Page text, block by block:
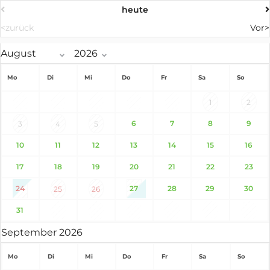
<zurück
heute
Vor>
Mo Di Mi Do Fr Sa So
1 2
3 4 5 6 7 8 9
10 11 12 13 14 15 16
17 18 19 20 21 22 23
24 25 26 27 28 29 30
31
September 2026
Mo Di Mi Do Fr Sa So